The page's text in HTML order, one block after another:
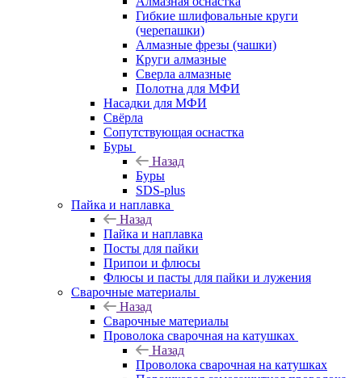
Гибкие шлифовальные круги
(черепашки)
Алмазные фрезы (чашки)
Круги алмазные
Сверла алмазные
Полотна для МФИ
Насадки для МФИ
Свёрла
Сопутствующая оснастка
Буры
Назад
Буры
SDS-plus
Пайка и наплавка
Назад
Пайка и наплавка
Посты для пайки
Припои и флюсы
Флюсы и пасты для пайки и лужения
Сварочные материалы
Назад
Сварочные материалы
Проволока сварочная на катушках
Назад
Проволока сварочная на катушках